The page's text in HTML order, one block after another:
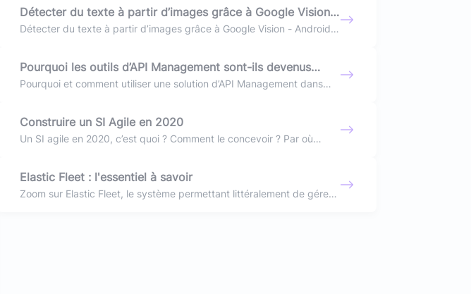
Détecter du texte à partir d’images grâce à Google Vision -
Android - Kotlin
Détecter du texte à partir d’images grâce à Google Vision - Android -
Pourquoi les outils d’API Management sont-ils devenus
indispensables dans les SI des entreprises ?
Pourquoi et comment utiliser une solution d’API Management dans
Construire un SI Agile en 2020
Un SI agile en 2020, c’est quoi ? Comment le concevoir ? Par où
Elastic Fleet : l'essentiel à savoir
Zoom sur Elastic Fleet, le système permettant littéralement de gérer